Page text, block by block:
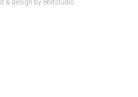
& design by 8bitstudio